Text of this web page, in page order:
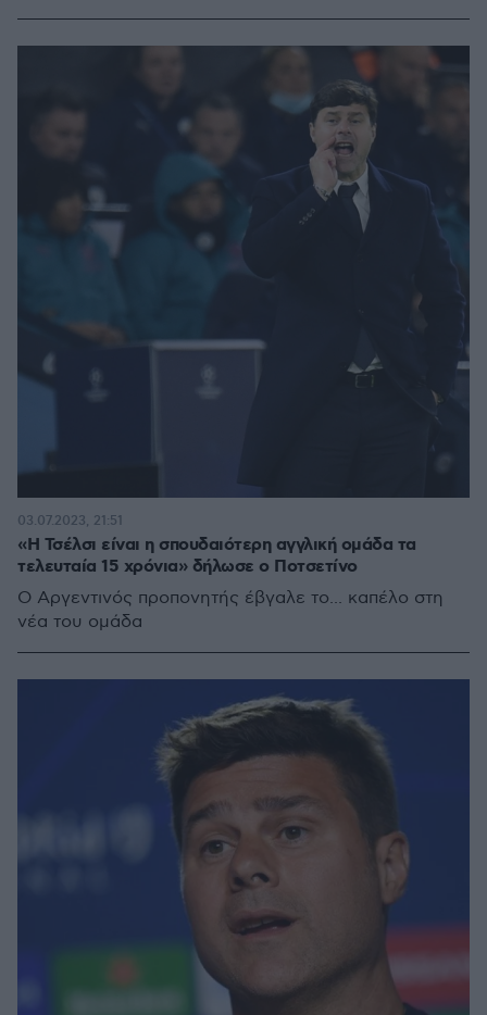
«H Τσέλσι είναι η σπουδαιότερη αγγλική ομάδα τα
τελευταία 15 χρόνια» δήλωσε ο Ποτσετίνο
Ο Αργεντινός προπονητής έβγαλε το... καπέλο στη
νέα του ομάδα
03.07.2023, 21:51